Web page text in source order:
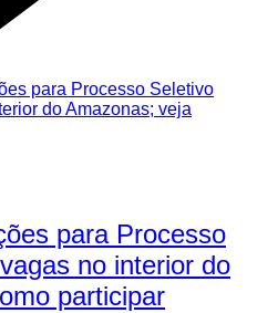
para Processo
no interior do
participar